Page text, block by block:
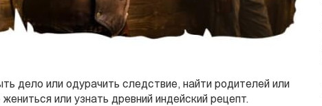
дело или одурачить следствие, найти родителей или
или узнать древний индейский рецепт.